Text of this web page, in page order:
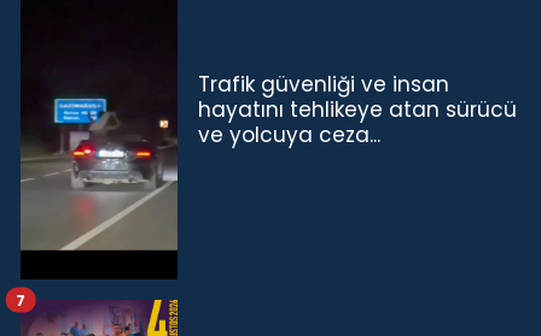
Trafik güvenliği ve insan
hayatını tehlikeye atan sürücü
ve yolcuya ceza...
7